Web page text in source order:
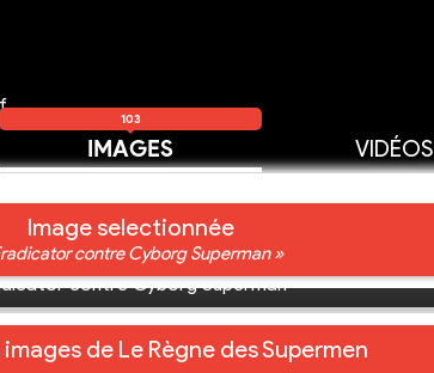
IMAGES
103
VIDÉOS
Image selectionnée
contre Cyborg Superman »
contre Cyborg Superman
de Le Règne des Supermen